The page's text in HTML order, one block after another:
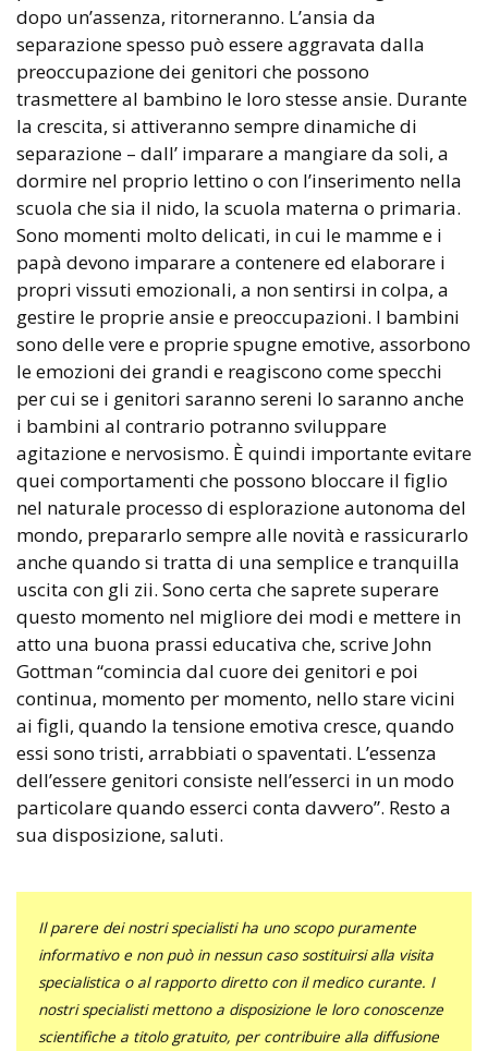
dopo un’assenza, ritorneranno. L’ansia da
separazione spesso può essere aggravata dalla
preoccupazione dei genitori che possono
trasmettere al bambino le loro stesse ansie. Durante
la crescita, si attiveranno sempre dinamiche di
separazione – dall’ imparare a mangiare da soli, a
dormire nel proprio lettino o con l’inserimento nella
scuola che sia il nido, la scuola materna o primaria.
Sono momenti molto delicati, in cui le mamme e i
papà devono imparare a contenere ed elaborare i
propri vissuti emozionali, a non sentirsi in colpa, a
gestire le proprie ansie e preoccupazioni. I bambini
sono delle vere e proprie spugne emotive, assorbono
le emozioni dei grandi e reagiscono come specchi
per cui se i genitori saranno sereni lo saranno anche
i bambini al contrario potranno sviluppare
agitazione e nervosismo. È quindi importante evitare
quei comportamenti che possono bloccare il figlio
nel naturale processo di esplorazione autonoma del
mondo, prepararlo sempre alle novità e rassicurarlo
anche quando si tratta di una semplice e tranquilla
uscita con gli zii. Sono certa che saprete superare
questo momento nel migliore dei modi e mettere in
atto una buona prassi educativa che, scrive John
Gottman “comincia dal cuore dei genitori e poi
continua, momento per momento, nello stare vicini
ai figli, quando la tensione emotiva cresce, quando
essi sono tristi, arrabbiati o spaventati. L’essenza
dell’essere genitori consiste nell’esserci in un modo
particolare quando esserci conta davvero”. Resto a
sua disposizione, saluti.
Il parere dei nostri specialisti ha uno scopo puramente
informativo e non può in nessun caso sostituirsi alla visita
specialistica o al rapporto diretto con il medico curante. I
nostri specialisti mettono a disposizione le loro conoscenze
scientifiche a titolo gratuito, per contribuire alla diffusione